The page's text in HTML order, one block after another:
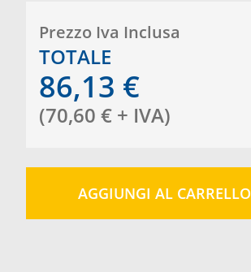
Prezzo Iva Inclusa
TOTALE
86,13 €
(70,60 € + IVA)
AGGIUNGI AL CARRELLO